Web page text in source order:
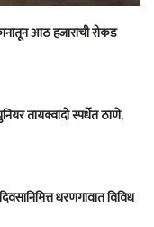
आठ हजाराची रोकड
तायक्वांदो स्पर्धेत ठाणे,
धरणगावात विविध